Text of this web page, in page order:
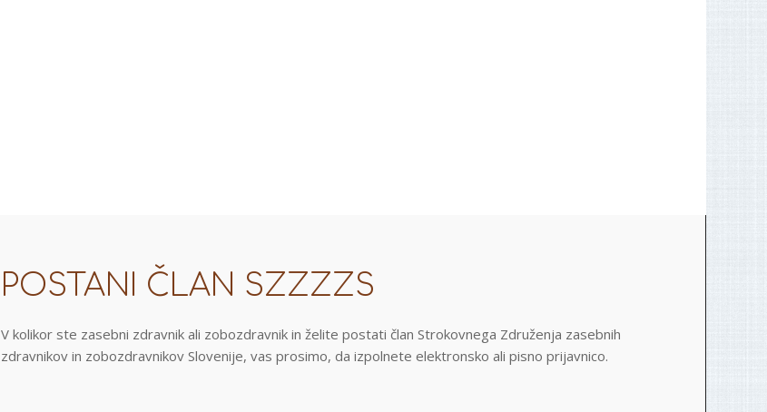
POSTANI ČLAN SZZZZS
V kolikor ste zasebni zdravnik ali zobozdravnik in želite postati član Strokovnega Združenja zasebnih
zdravnikov in zobozdravnikov Slovenije, vas prosimo, da izpolnete elektronsko ali pisno prijavnico.